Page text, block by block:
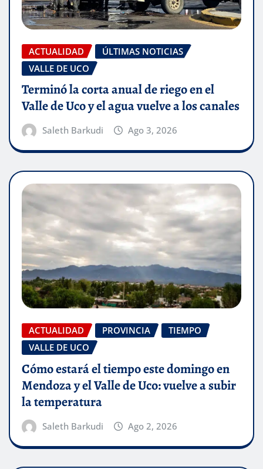
ACTUALIDAD
ÚLTIMAS NOTICIAS
VALLE DE UCO
Terminó la corta anual de riego en el
Valle de Uco y el agua vuelve a los canales
Saleth Barkudi Ago 3, 2026
ACTUALIDAD PROVINCIA
TIEMPO
VALLE DE UCO
Cómo estará el tiempo este domingo en
Mendoza y el Valle de Uco: vuelve a subir
la temperatura
Saleth Barkudi Ago 2, 2026